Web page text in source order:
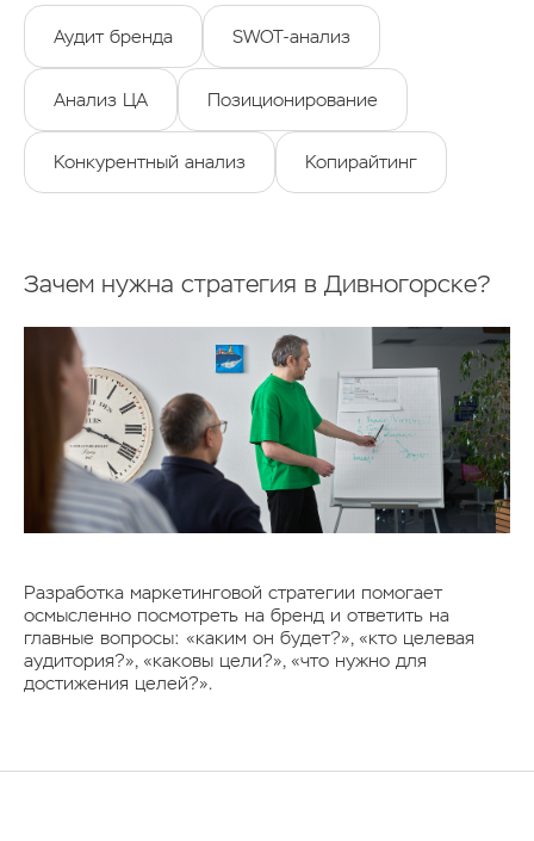
Аудит бренда SWOT-анализ
Анализ ЦА Позиционирование
Конкурентный анализ Копирайтинг
Зачем нужна стратегия в Дивногорске?
Разработка маркетинговой стратегии помогает
осмысленно посмотреть на бренд и ответить на
главные вопросы: «каким он будет?», «кто целевая
аудитория?», «каковы цели?», «что нужно для
достижения целей?».